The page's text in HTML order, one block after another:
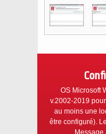
OS Microsoft
v.2002-2019 pour
au moins une
être configuré).
Message